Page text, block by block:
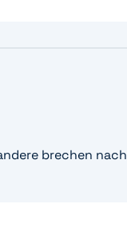
brechen nach